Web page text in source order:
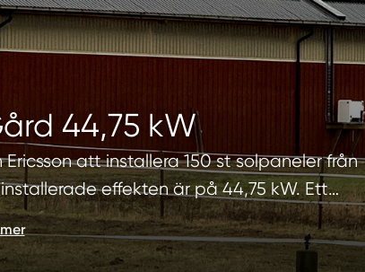
44,75 kW
att installera 150 st solpaneler från
effekten är på 44,75 kW. Ett…